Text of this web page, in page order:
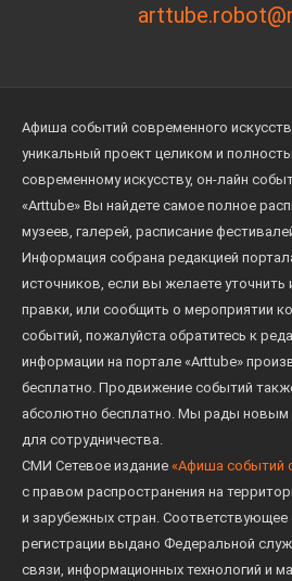
Афиша событий современного
уникальный проект целиком и
современному искусству, он-лайн
«Arttube» Вы найдете самое полное
музеев, галерей, расписание
Информация собрана редакцией
источников, если вы желаете
правки, или сообщить о мероприятии
событий, пожалуйста обратитесь к
информации на портале «Arttube»
бесплатно. Продвижение событий
абсолютно бесплатно. Мы рады новым
для сотрудничества.
СМИ Сетевое издание «Афиша событий
с правом распространения на
и зарубежных стран. Соответствующее
регистрации выдано Федеральной
связи, информационных технологий и